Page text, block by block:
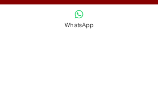
SUBSCRIBE
WhatsApp